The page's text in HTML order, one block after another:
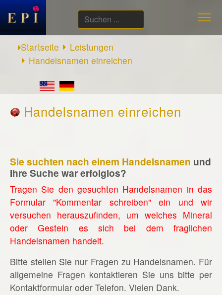
Suchen
...
Startseite
Leistungen
Handelsnamen einreichen
Handelsnamen einreichen
Sie suchten nach einem Handelsnamen und
Ihre Suche war erfolglos?
Tragen Sie den gesuchten Handelsnamen in das
Formular "Kommentar schreiben" ein und wir
versuchen herauszufinden, um welches Mineral
oder Gestein es sich bei dem fraglichen
Handelsnamen handelt.
Bitte stellen Sie nur Fragen zu Handelsnamen. Für
allgemeine Fragen kontaktieren Sie uns bitte per
Kontaktformular oder Telefon. Vielen Dank.